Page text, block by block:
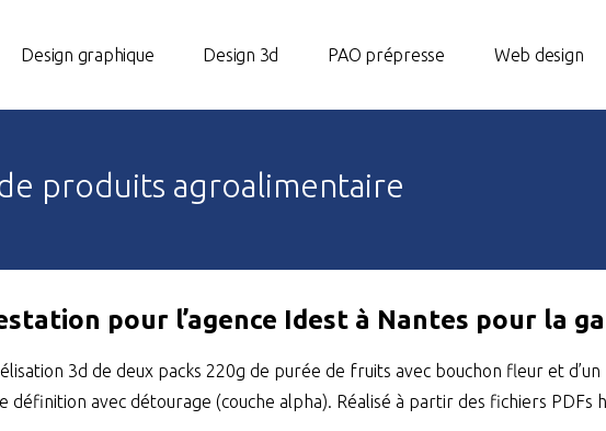
Design graphique Design 3d PAO prépresse Web design
produits agroalimentaire
pour l’agence Idest à Nantes pour la
3d de deux packs 220g de purée de fruits avec bouchon fleur et
définition avec détourage (couche alpha). Réalisé à partir des fichiers PDFs